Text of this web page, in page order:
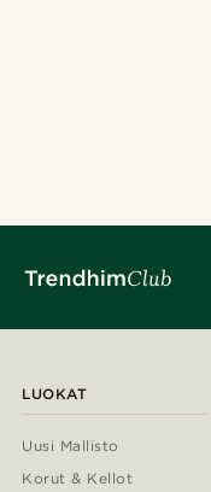
LUOKAT
Uusi Mallisto
Korut & Kellot